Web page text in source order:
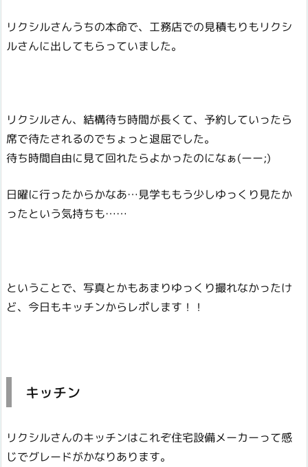
リクシルさんうちの本命で、工務店での見積もりもリクシ
ルさんに出してもらっていました。
リクシルさん、結構待ち時間が長くて、予約していったら
席で待たされるのでちょっと退屈でした。
待ち時間自由に見て回れたらよかったのになぁ(ーー;)
日曜に行ったからかなあ…見学ももう少しゆっくり見たか
ったという気持ちも……
ということで、写真とかもあまりゆっくり撮れなかったけ
ど、今日もキッチンからレポします！！
キッチン
リクシルさんのキッチンはこれぞ住宅設備メーカーって感
じでグレードがかなりあります。